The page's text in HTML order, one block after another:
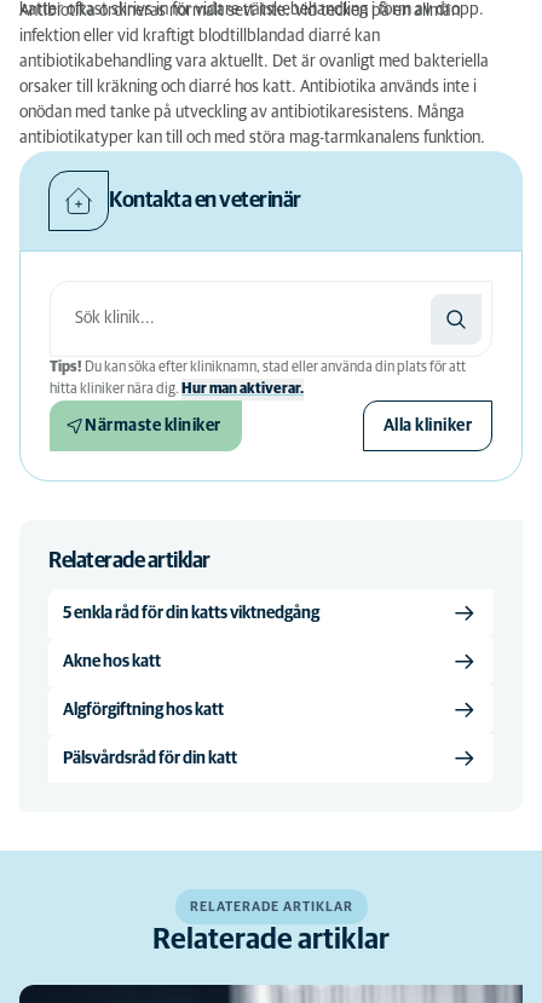
katter oftast skrivs in för vidare vätskebehandling i form av dropp.
Antibiotika ordineras normalt sett inte. Vid tecken på en allmän
infektion eller vid kraftigt blodtillblandad diarré kan
antibiotikabehandling vara aktuellt. Det är ovanligt med bakteriella
orsaker till kräkning och diarré hos katt. Antibiotika används inte i
onödan med tanke på utveckling av antibiotikaresistens. Många
antibiotikatyper kan till och med störa mag-tarmkanalens funktion.
Kontakta en veterinär
Tips! Du kan söka efter kliniknamn, stad eller använda din plats för att
hitta kliniker nära dig. Hur man aktiverar.
Närmaste kliniker Alla kliniker
Relaterade artiklar
5 enkla råd för din katts viktnedgång
Akne hos katt
Algförgiftning hos katt
Pälsvårdsråd för din katt
RELATERADE ARTIKLAR
Relaterade artiklar